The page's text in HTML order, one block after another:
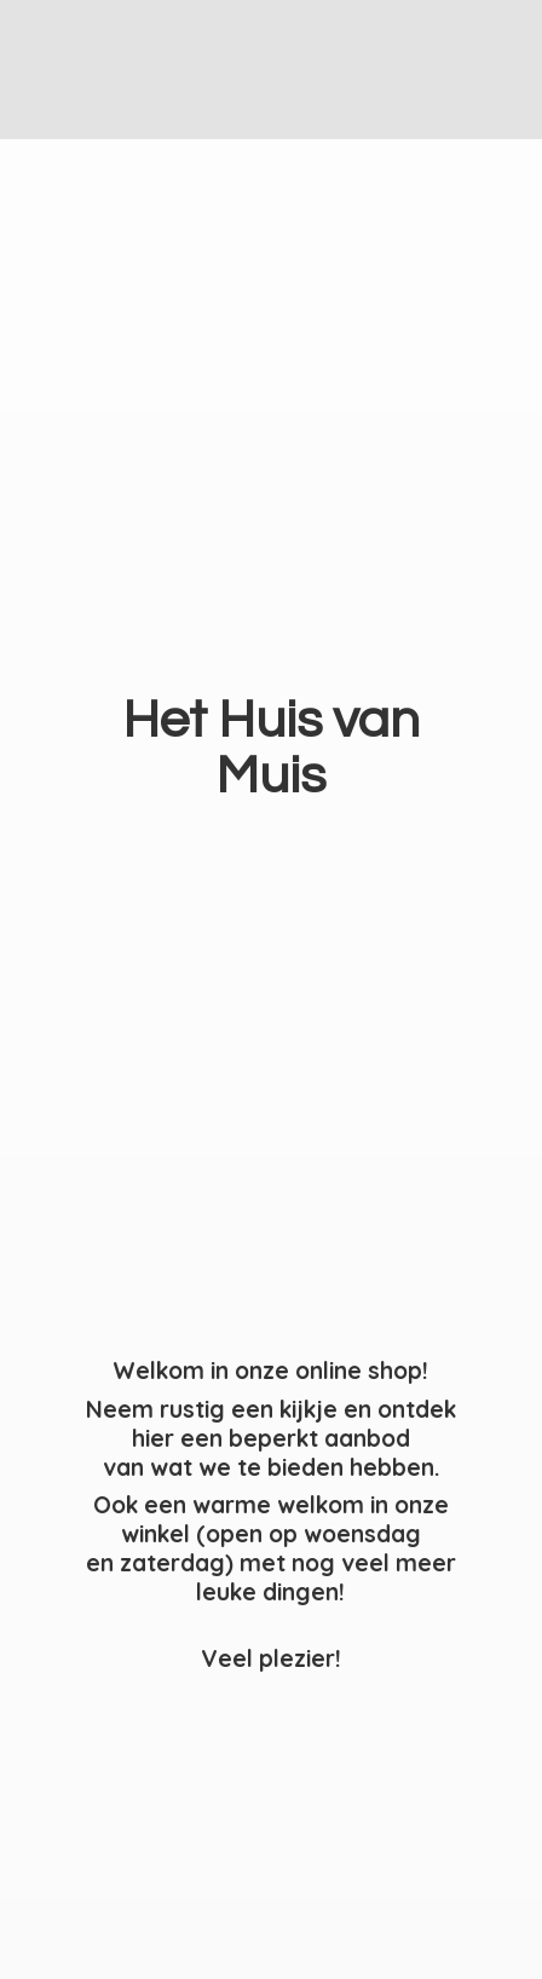
Het Huisvan
Muis
Welkom in onze online shop!
Neem rustig een kijkje en ontdek
hier een beperkt aanbod
van wat we te bieden hebben.
Ook een warme welkom in onze
winkel (open op woensdag
en zaterdag) met nog veel meer
leuke dingen!
Veel plezier!